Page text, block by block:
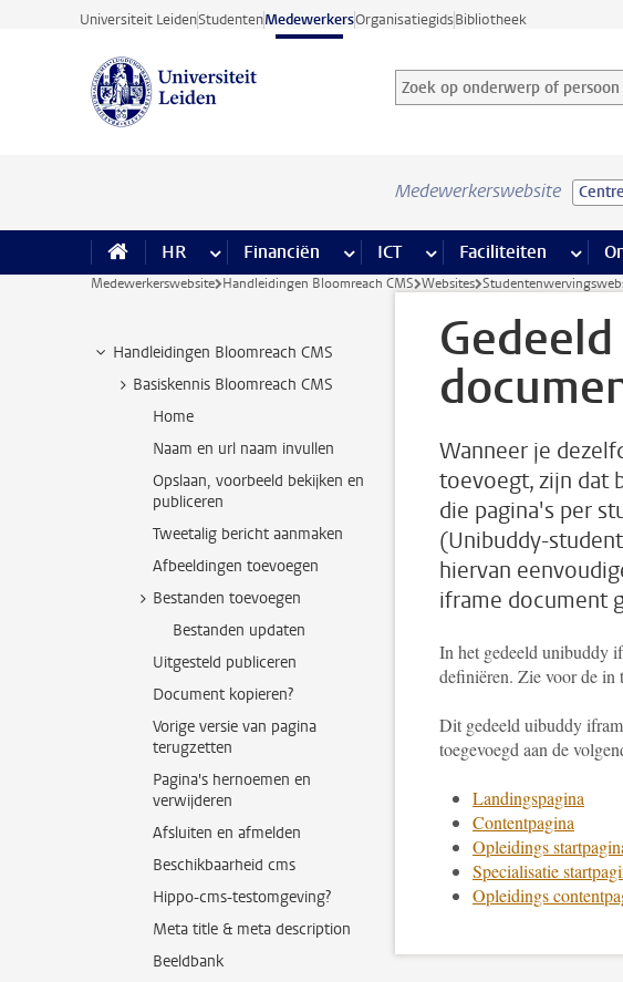
Ga direct naar de inhoud
Universiteit LeidenStudentenMedewerkersOrganisatiegidsBibliotheek
Zoek op onderwerp of persoon
Zoekterm
Medewerkerswebsite
HR meer HR pagina’s
Financiën meer Financiën pagina’s
ICT meer ICT pagina’s
Faciliteiten meer
Medewerkerswebsite Handleidingen Bloomreach CMS Websites
Handleidingen Bloomreach CMS
Basiskennis Bloomreach CMS
Home
Naam en url naam invullen
Opslaan, voorbeeld bekijken en
publiceren
Tweetalig bericht aanmaken
Afbeeldingen toevoegen
Bestanden toevoegen
Bestanden updaten
Uitgesteld publiceren
Document kopieren?
Vorige versie van pagina
terugzetten
Pagina's hernoemen en
verwijderen
Afsluiten en afmelden
Beschikbaarheid cms
Hippo-cms-testomgeving?
Meta title & meta description
Beeldbank
Wanneer je
toevoegt, zijn dat
die pagina's per
(Unibuddy-
hiervan
iframe document
In het gedeeld unibuddy
definiëren. Zie voor de in
Dit gedeeld uibuddy
toegevoegd aan de
Landingspagina
Contentpagina
Opleidings
Specialisatie
Opleidings